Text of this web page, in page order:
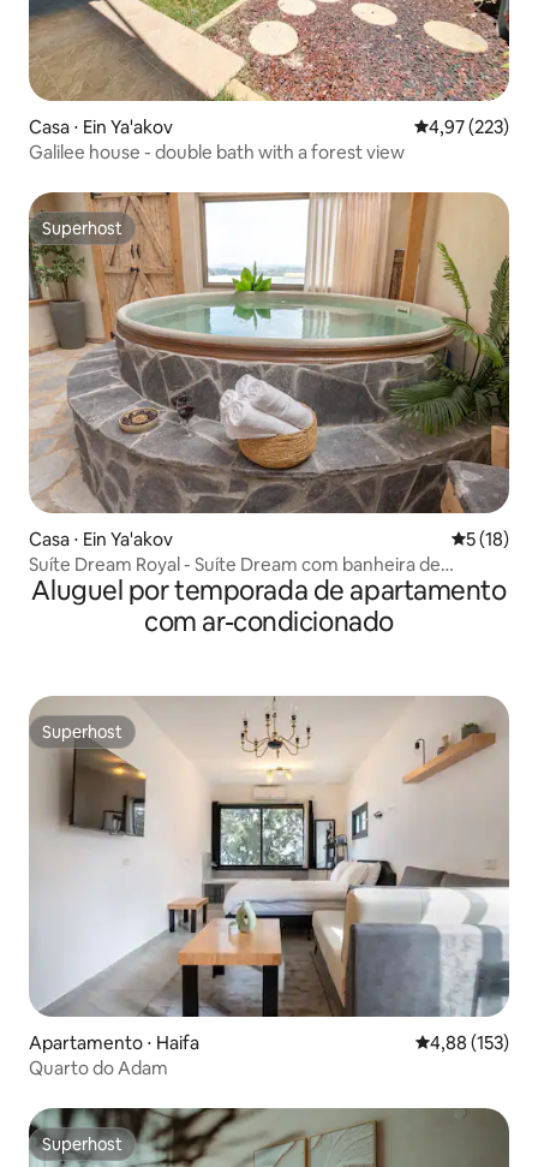
Casa ⋅ Ein Ya'akov 4,97 de uma
4,97 (223)
Galilee house - double bath with a forest view
Superhost
Superhost
Casa ⋅ Ein Ya'akov 5 de uma
5 (18)
Suíte Dream Royal - Suíte Dream com banheira de
hidromassagem
Aluguel por temporada de apartamento
com ar-condicionado
Superhost
Superhost
Apartamento ⋅ Haifa 4,88 de uma
4,88 (153)
Quarto do Adam
Superhost
Superhost